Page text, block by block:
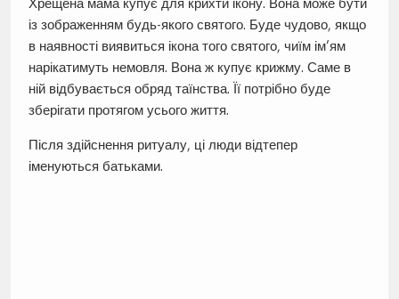
із зображенням будь-якого святого. Буде чудово, якщо
в наявності виявиться ікона того святого, чиїм ім’ям
нарікатимуть немовля. Вона ж купує крижму. Саме в
ній відбувається обряд таїнства. Її потрібно буде
зберігати протягом усього життя.
Після здійснення ритуалу, ці люди відтепер
іменуються батьками.